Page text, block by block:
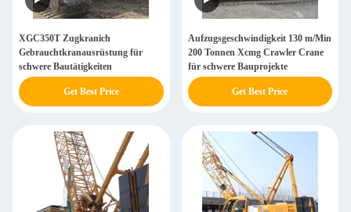
XGC350T Zugkranich
Gebrauchtkranausrüstung für
schwere Bautätigkeiten
Get Best Price
Aufzugsgeschwindigkeit 130 m/Min
200 Tonnen Xcmg Crawler Crane
für schwere Bauprojekte
Get Best Price